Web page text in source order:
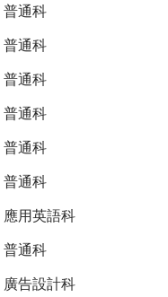
普通科
普通科
普通科
普通科
普通科
普通科
應用英語科
普通科
廣告設計科